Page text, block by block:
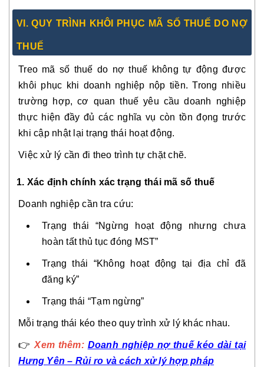
VI. QUY TRÌNH KHÔI PHỤC MÃ SỐ THUẾ DO NỢ
THUẾ
Treo mã số thuế do nợ thuế không tự động được
khôi phục khi doanh nghiệp nộp tiền. Trong nhiều
trường hợp, cơ quan thuế yêu cầu doanh nghiệp
thực hiện đầy đủ các nghĩa vụ còn tồn đọng trước
khi cập nhật lại trạng thái hoạt động.
Việc xử lý cần đi theo trình tự chặt chẽ.
1. Xác định chính xác trạng thái mã số thuế
Doanh nghiệp cần tra cứu:
Trạng thái “Ngừng hoạt động nhưng chưa
hoàn tất thủ tục đóng MST”
Trạng thái “Không hoạt động tại địa chỉ đã
đăng ký”
Trạng thái “Tạm ngừng”
Mỗi trạng thái kéo theo quy trình xử lý khác nhau.
👉Xem thêm: Doanh nghiệp nợ thuế kéo dài tại
Hưng Yên – Rủi ro và cách xử lý hợp pháp